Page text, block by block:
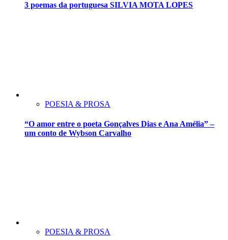
3 poemas da portuguesa SILVIA MOTA LOPES
POESIA & PROSA
“O amor entre o poeta Gonçalves Dias e Ana Amélia” –
um conto de Wybson Carvalho
POESIA & PROSA